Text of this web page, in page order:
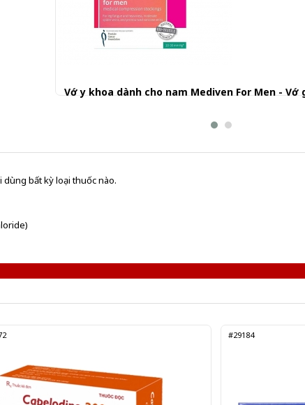
Vớ y khoa dành cho nam Mediven For Men - Vớ
bất kỳ loại thuốc nào.
#29184